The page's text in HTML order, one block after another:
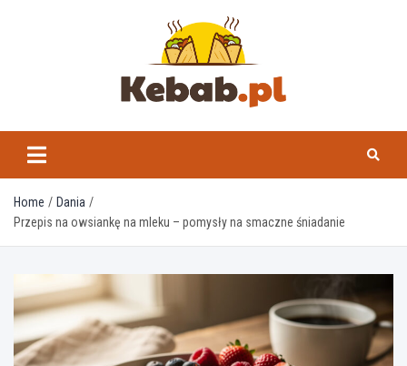
kebab.pl
Home
Dania
Przepis na owsiankę na mleku – pomysły na smaczne śniadanie